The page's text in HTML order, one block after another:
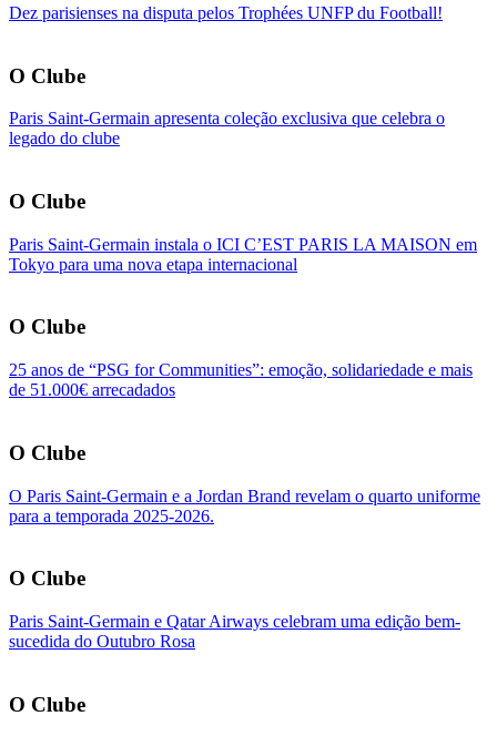
Dez parisienses na disputa pelos Trophées UNFP du Football!
O Clube
Paris Saint-Germain apresenta coleção exclusiva que celebra o
legado do clube
O Clube
Paris Saint-Germain instala o ICI C’EST PARIS LA MAISON em
Tokyo para uma nova etapa internacional
O Clube
25 anos de “PSG for Communities”: emoção, solidariedade e mais
de 51.000€ arrecadados
O Clube
O Paris Saint-Germain e a Jordan Brand revelam o quarto uniforme
para a temporada 2025-2026.
O Clube
Paris Saint-Germain e Qatar Airways celebram uma edição bem-
sucedida do Outubro Rosa
O Clube